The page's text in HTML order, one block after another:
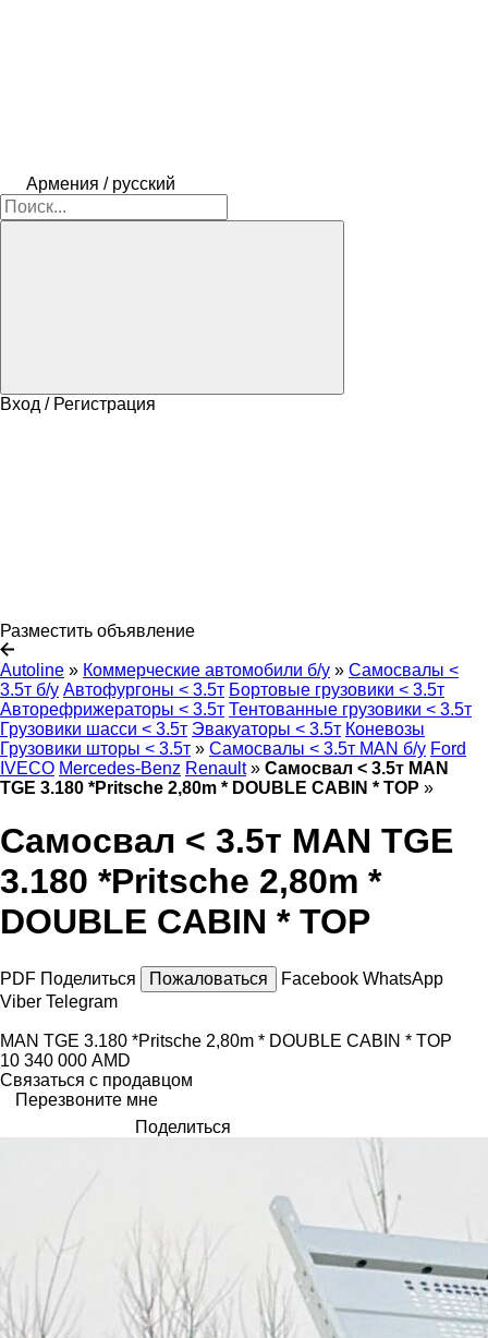
Армения / русский
Вход / Регистрация
Разместить объявление
Autoline » Коммерческие автомобили б/у » Самосвалы <
3.5т б/у Автофургоны < 3.5т Бортовые грузовики < 3.5т
Авторефрижераторы < 3.5т Тентованные грузовики < 3.5т
Грузовики шасси < 3.5т Эвакуаторы < 3.5т Коневозы
Грузовики шторы < 3.5т » Самосвалы < 3.5т MAN б/у Ford
IVECO Mercedes-Benz Renault » Самосвал < 3.5т MAN
TGE 3.180 *Pritsche 2,80m * DOUBLE CABIN * TOP »
Самосвал < 3.5т MAN TGE
3.180 *Pritsche 2,80m *
DOUBLE CABIN * TOP
PDF Поделиться Пожаловаться Facebook WhatsApp
Viber Telegram
MAN TGE 3.180 *Pritsche 2,80m * DOUBLE CABIN * TOP
10 340 000 AMD
Связаться с продавцом
Перезвоните мне
Поделиться